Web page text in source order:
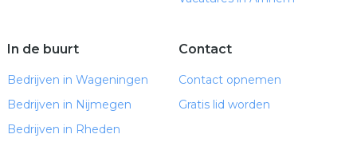
In de buurt
Bedrijven in Wageningen
Bedrijven in Nijmegen
Bedrijven in Rheden
Contact
Contact opnemen
Gratis lid worden